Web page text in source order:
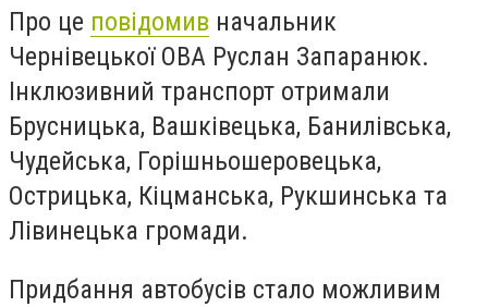
Про це повідомив начальник
Чернівецької ОВА Руслан Запаранюк.
Інклюзивний транспорт отримали
Брусницька, Вашківецька, Банилівська,
Чудейська, Горішньошеровецька,
Острицька, Кіцманська, Рукшинська та
Лівинецька громади.
Придбання автобусів стало можливим